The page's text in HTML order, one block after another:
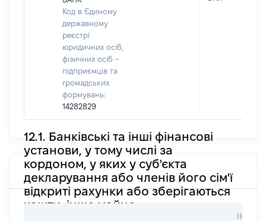
Код в Єдиному
державному
реєстрі
юридичних осіб,
фізичних осіб –
підприємців та
громадських
формувань:
14282829
12.1. Банківські та інші фінансові
установи, у тому числі за
кордоном, у яких у суб'єкта
декларування або членів його сім'ї
відкриті рахунки або зберігаються
кошти, інше майно